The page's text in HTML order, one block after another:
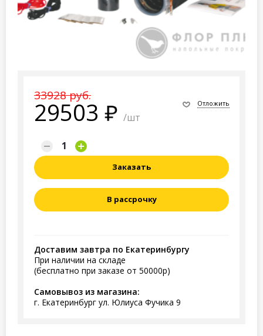
33928 руб.
29503 /шт
Отложить
Заказать
В рассрочку
Доставим завтра по Екатеринбургу
При наличии на складе
(бесплатно при заказе от 50000р)
Самовывоз из магазина:
г. Екатеринбург ул. Юлиуса Фучика 9